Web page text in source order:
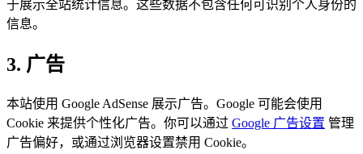
于展示全站统计信息。这些数据不包含任何可识别个人身份的
信息。
3. 广告
本站使用 Google AdSense 展示广告。Google 可能会使用
Cookie 来提供个性化广告。你可以通过 Google 广告设置 管理
广告偏好，或通过浏览器设置禁用 Cookie。